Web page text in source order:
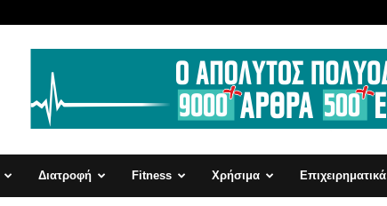
Διατροφή Fitness Χρήσιμα Επιχειρηματικά